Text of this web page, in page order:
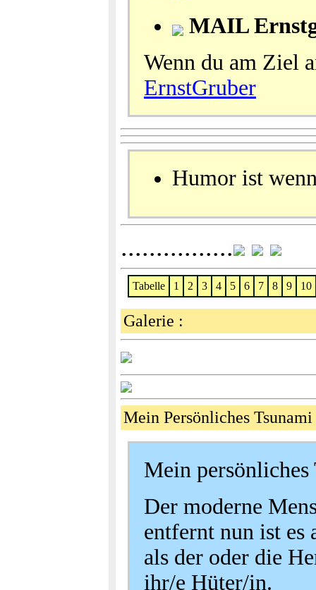
MAIL
Wenn du am Ziel
ErnstGruber
Humor ist
................
Tabelle 1 2 3 4 5 6 7 8 9 10
Galerie :
Mein Persönliches
Mein persönliches
Der moderne
entfernt nun ist es
als der oder die
ihr/e Hüter/in.